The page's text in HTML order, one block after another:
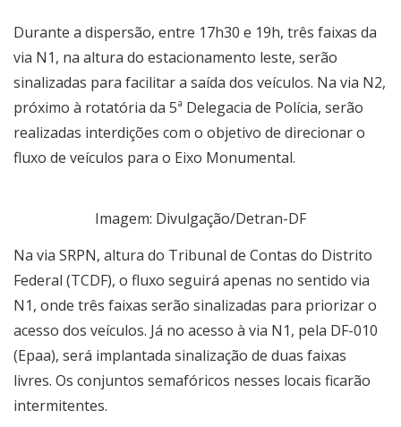
Durante a dispersão, entre 17h30 e 19h, três faixas da
via N1, na altura do estacionamento leste, serão
sinalizadas para facilitar a saída dos veículos. Na via N2,
próximo à rotatória da 5ª Delegacia de Polícia, serão
realizadas interdições com o objetivo de direcionar o
fluxo de veículos para o Eixo Monumental.
Imagem: Divulgação/Detran-DF
Na via SRPN, altura do Tribunal de Contas do Distrito
Federal (TCDF), o fluxo seguirá apenas no sentido via
N1, onde três faixas serão sinalizadas para priorizar o
acesso dos veículos. Já no acesso à via N1, pela DF-010
(Epaa), será implantada sinalização de duas faixas
livres. Os conjuntos semafóricos nesses locais ficarão
intermitentes.